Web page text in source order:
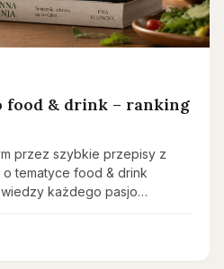
food & drink – ranking
przez szybkie przepisy z
tematyce food & drink
każdego pasjo…